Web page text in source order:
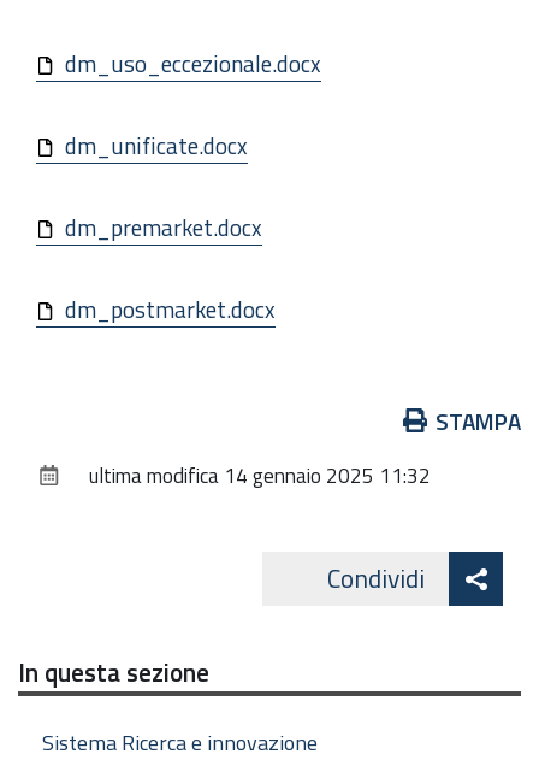
dm_uso_eccezionale.docx
dm_unificate.docx
dm_premarket.docx
dm_postmarket.docx
documento
STAMPA
ultima modifica 14 gennaio 2025 11:32
Condividi
In questa sezione
Sistema Ricerca e innovazione